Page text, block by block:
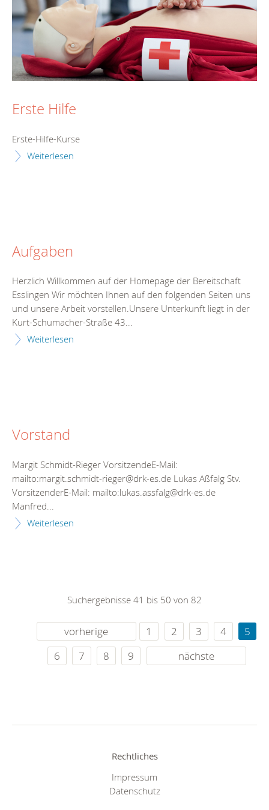
Erste Hilfe
Erste-Hilfe-Kurse
Weiterlesen
Aufgaben
Herzlich Willkommen auf der Homepage der Bereitschaft
Esslingen Wir möchten Ihnen auf den folgenden Seiten uns
und unsere Arbeit vorstellen.Unsere Unterkunft liegt in der
Kurt-Schumacher-Straße 43...
Weiterlesen
Vorstand
Margit Schmidt-Rieger VorsitzendeE-Mail:
mailto:margit.schmidt-rieger@drk-es.de Lukas Aßfalg Stv.
VorsitzenderE-Mail: mailto:lukas.assfalg@drk-es.de
Manfred...
Weiterlesen
Suchergebnisse 41 bis 50 von 82
vorherige 1 2 3 4
5
6
7 8 9 nächste
Rechtliches
Impressum
Datenschutz